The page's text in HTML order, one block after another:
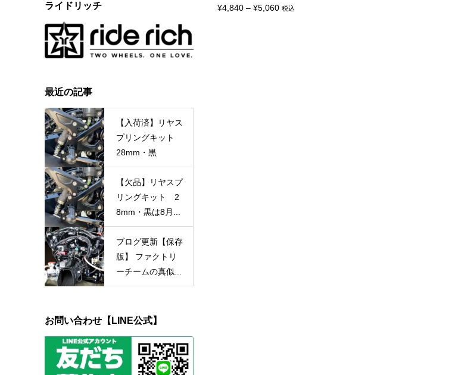
¥4,840 – ¥5,060価税込
ライドリッチ
最近の記事
【入荷済】リヤス
プリングキット
28mm・黒
【欠品】リヤスプ
リングキット 2
8mm・黒は8月...
ブログ更新【保存
版】 ファクトリ
ーチームの真似...
お問い合わせ【LINE公式】